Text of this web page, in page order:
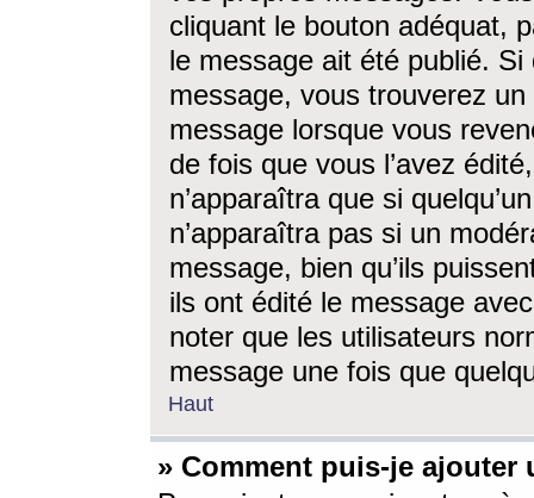
cliquant le bouton adéquat,
le message ait été publié. Si
message, vous trouverez
message lorsque vous
de fois que vous l’avez
n’apparaîtra que si
n’apparaîtra pas si un
message, bien qu’ils
ils ont édité le message
noter que les utilisateurs
message une fois que
Haut
» Comment puis-je ajouter